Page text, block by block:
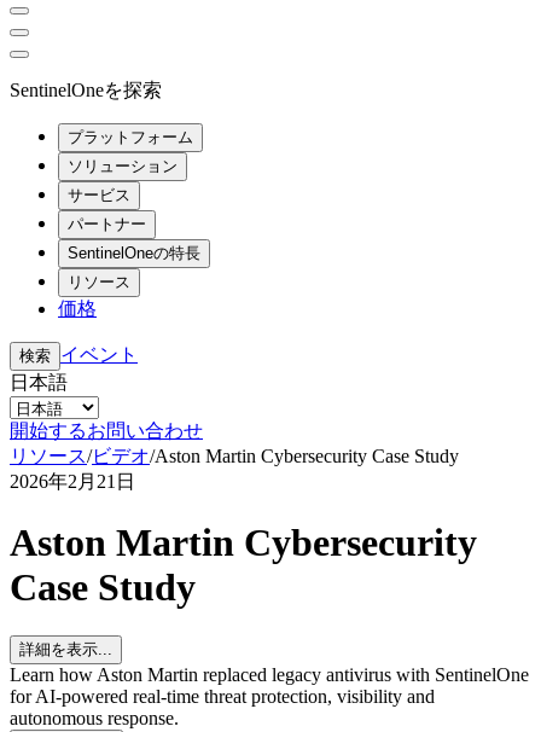
SentinelOneを探索
プラットフォーム
ソリューション
サービス
パートナー
SentinelOneの特長
リソース
価格
検索 イベント
日本語
開始するお問い合わせ
リソース/ビデオ/Aston Martin Cybersecurity Case Study
2026年2月21日
Aston Martin Cybersecurity
Case Study
詳細を表示...
Learn how Aston Martin replaced legacy antivirus with SentinelOne
for AI‑powered real‑time threat protection, visibility and
autonomous response.